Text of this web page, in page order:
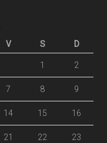
V S D
1 2
7 8 9
14 15 16
21 22 23